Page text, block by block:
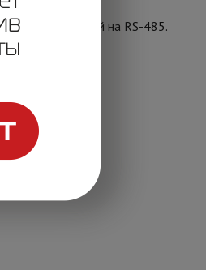
выполненный на RS-485.